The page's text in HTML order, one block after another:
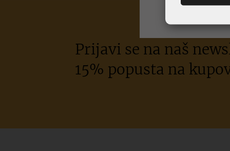
Prijavi se na naš
15% popusta na